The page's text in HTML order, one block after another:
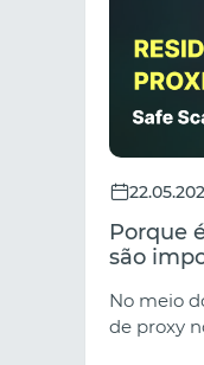
Porque
são
escalar
No meio
de proxy